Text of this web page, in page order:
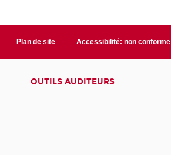
Plan de site Accessibilité: non conforme
OUTILS AUDITEURS